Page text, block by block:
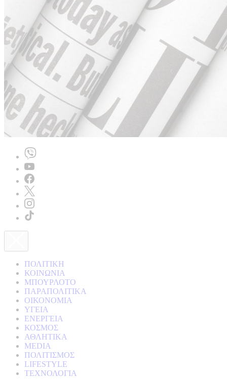
ΠΟΛΙΤΙΚΗ
ΚΟΙΝΩΝΙΑ
ΜΠΟΥΡΛΟΤΟ
ΠΑΡΑΠΟΛΙΤΙΚΑ
ΟΙΚΟΝΟΜΙΑ
ΥΓΕΙΑ
ΕΝΕΡΓΕΙΑ
ΚΟΣΜΟΣ
ΑΘΛΗΤΙΚΑ
MEDIA
ΠΟΛΙΤΙΣΜΟΣ
LIFESTYLE
ΤΕΧΝΟΛΟΓΙΑ